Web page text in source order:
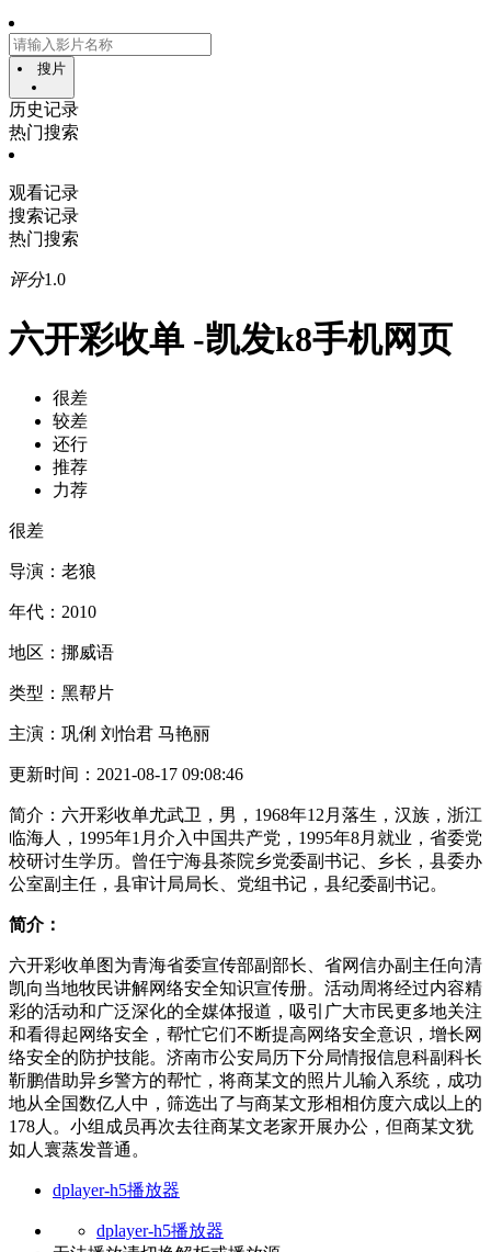
搜片
历史记录
热门搜索
观看记录
搜索记录
热门搜索
评分1.0
六开彩收单 -凯发k8手机网页
很差
较差
还行
推荐
力荐
很差
导演： 老狼
年代： 2010
地区： 挪威语
类型： 黑帮片
主演： 巩俐 刘怡君 马艳丽
更新时间： 2021-08-17 09:08:46
简介： 六开彩收单尤武卫，男，1968年12月落生，汉族，浙江
临海人，1995年1月介入中国共产党，1995年8月就业，省委党
校研讨生学历。曾任宁海县茶院乡党委副书记、乡长，县委办
公室副主任，县审计局局长、党组书记，县纪委副书记。
简介：
六开彩收单图为青海省委宣传部副部长、省网信办副主任向清
凯向当地牧民讲解网络安全知识宣传册。活动周将经过内容精
彩的活动和广泛深化的全媒体报道，吸引广大市民更多地关注
和看得起网络安全，帮忙它们不断提高网络安全意识，增长网
络安全的防护技能。济南市公安局历下分局情报信息科副科长
靳鹏借助异乡警方的帮忙，将商某文的照片儿输入系统，成功
地从全国数亿人中，筛选出了与商某文形相相仿度六成以上的
178人。小组成员再次去往商某文老家开展办公，但商某文犹
如人寰蒸发普通。
dplayer-h5播放器
dplayer-h5播放器